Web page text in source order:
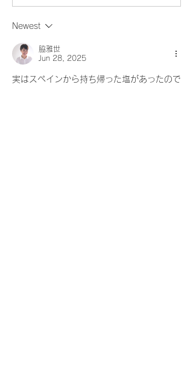
Newest
脇雅世
Jun 28, 2025
実はスペインから持ち帰った塩があったので